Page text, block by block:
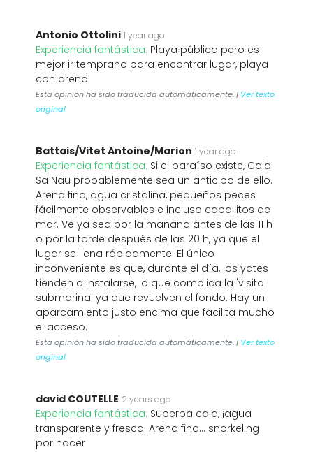
Antonio Ottolini 1 year ago
Experiencia fantástica: Playa pública pero es
mejor ir temprano para encontrar lugar, playa
con arena
Esta opinión ha sido traducida automáticamente. | Ver texto
original
Battais/Vitet Antoine/Marion 1 year ago
Experiencia fantástica: Si el paraíso existe, Cala
Sa Nau probablemente sea un anticipo de ello.
Arena fina, agua cristalina, pequeños peces
fácilmente observables e incluso caballitos de
mar. Ve ya sea por la mañana antes de las 11 h
o por la tarde después de las 20 h, ya que el
lugar se llena rápidamente. El único
inconveniente es que, durante el día, los yates
tienden a instalarse, lo que complica la 'visita
submarina' ya que revuelven el fondo. Hay un
aparcamiento justo encima que facilita mucho
el acceso.
Esta opinión ha sido traducida automáticamente. | Ver texto
original
david COUTELLE 2 years ago
Experiencia fantástica: Superba cala, ¡agua
transparente y fresca! Arena fina... snorkeling
por hacer